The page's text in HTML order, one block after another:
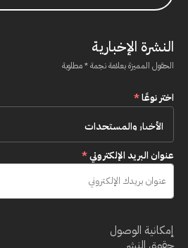
النشرة الإخبارية
الحقول المميزة بعلامة نجمة * مطلوبة
اختر نوعًا*
عنوان البريد الإلكتروني*
إمكانية الوصول